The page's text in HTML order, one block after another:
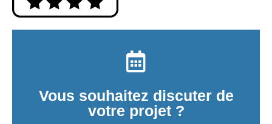
Vous souhaitez discuter de
votre projet ?